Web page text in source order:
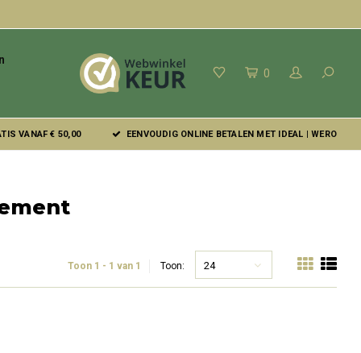
0
VANAF € 50,00 EENVOUDIG ONLINE BETALEN MET IDEAL | WERO
Toon 1 - 1 van 1 Toon: 24